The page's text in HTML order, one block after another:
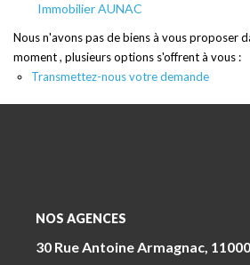
Immobilier AUNAC
Nous n'avons pas de biens à vous proposer
moment , plusieurs options s'offrent à vous :
Transmettez-nous votre demande
NOS AGENCES
30 Rue Antoine Armagnac,